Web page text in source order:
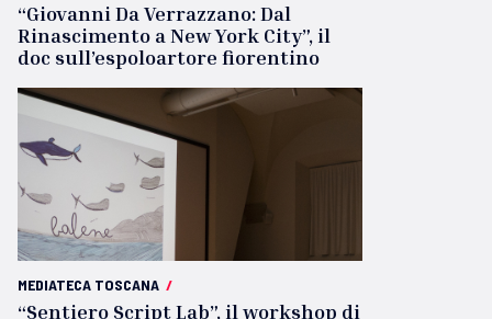
“Giovanni Da Verrazzano: Dal
Rinascimento a New York City”, il
doc sull’espoloartore fiorentino
MEDIATECA TOSCANA /
“Sentiero Script Lab”, il workshop di